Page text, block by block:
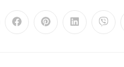
Открывается
Открывается